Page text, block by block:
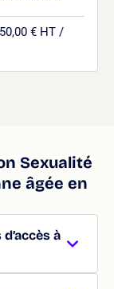
€ HT /
Sexualité
âgée en
à